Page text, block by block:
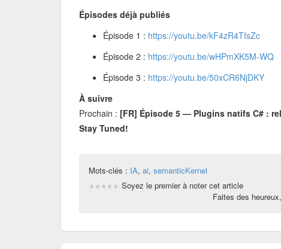
Épisodes déjà publiés
Épisode 1 : https://youtu.be/kF4zR4TIsZc
Épisode 2 : https://youtu.be/wHPmXK5M-WQ
Épisode 3 : https://youtu.be/50xCR6NjDKY
À suivre
Prochain : [FR] Épisode 5 — Plugins natifs C# :
Stay Tuned!
Mots-clés : IA, ai, semanticKernel
Soyez le premier à noter cet article
Faites des heureux,